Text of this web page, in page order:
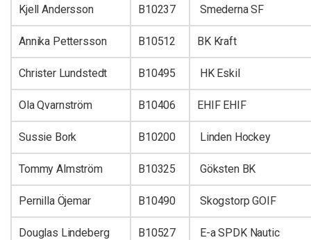
Kjell Andersson B10237 Smederna SF
Annika Pettersson B10512 BK Kraft
Christer Lundstedt B10495 HK Eskil
Ola Qvarnström B10406 EHIF EHIF
Sussie Bork B10200 Linden Hockey
Tommy Almström B10325 Göksten BK
Pernilla Öjemar B10490 Skogstorp GOIF
Douglas Lindeberg B10527 E-a SPDK Nautic